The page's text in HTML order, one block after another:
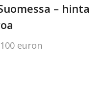
– hinta
euron